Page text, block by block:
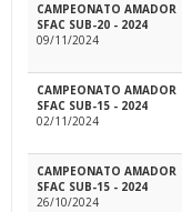
CAMPEONATO AMADOR
SFAC SUB-20 - 2024
09/11/2024
CAMPEONATO AMADOR
SFAC SUB-15 - 2024
02/11/2024
CAMPEONATO AMADOR
SFAC SUB-15 - 2024
26/10/2024